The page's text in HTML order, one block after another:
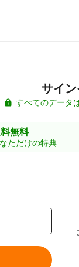
サイ
すべてのデータ
無料
ただけの特典